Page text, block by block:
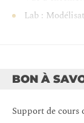
Lab :
Importer des
Présentation
BON À
Support de